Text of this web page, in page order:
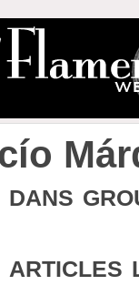
articles